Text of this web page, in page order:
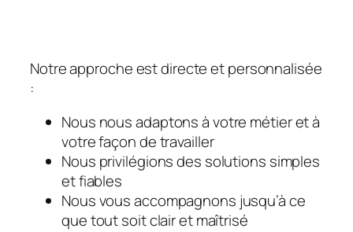
Notre approche est directe et personnalisée
:
Nous nous adaptons à votre métier et à
votre façon de travailler
Nous privilégions des solutions simples
et fiables
Nous vous accompagnons jusqu’à ce
que tout soit clair et maîtrisé